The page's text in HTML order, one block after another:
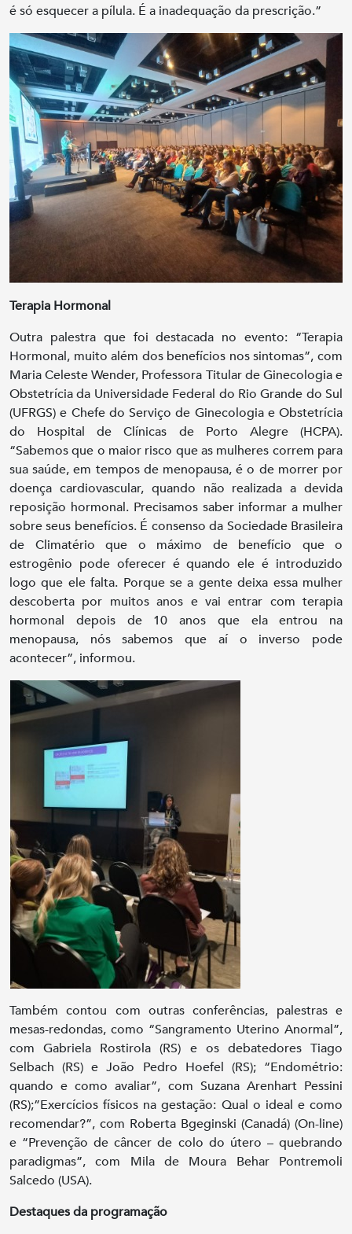
é só esquecer a pílula. É a inadequação da prescrição.”
Terapia Hormonal
Outra palestra que foi destacada no evento: “Terapia
Hormonal, muito além dos benefícios nos sintomas”, com
Maria Celeste Wender, Professora Titular de Ginecologia e
Obstetrícia da Universidade Federal do Rio Grande do Sul
(UFRGS) e Chefe do Serviço de Ginecologia e Obstetrícia
do Hospital de Clínicas de Porto Alegre (HCPA).
“Sabemos que o maior risco que as mulheres correm para
sua saúde, em tempos de menopausa, é o de morrer por
doença cardiovascular, quando não realizada a devida
reposição hormonal. Precisamos saber informar a mulher
sobre seus benefícios. É consenso da Sociedade Brasileira
de Climatério que o máximo de benefício que o
estrogênio pode oferecer é quando ele é introduzido
logo que ele falta. Porque se a gente deixa essa mulher
descoberta por muitos anos e vai entrar com terapia
hormonal depois de 10 anos que ela entrou na
menopausa, nós sabemos que aí o inverso pode
acontecer”, informou.
Também contou com outras conferências, palestras e
mesas-redondas, como “Sangramento Uterino Anormal”,
com Gabriela Rostirola (RS) e os debatedores Tiago
Selbach (RS) e João Pedro Hoefel (RS); “Endométrio:
quando e como avaliar”, com Suzana Arenhart Pessini
(RS);”Exercícios físicos na gestação: Qual o ideal e como
recomendar?”, com Roberta Bgeginski (Canadá) (On-line)
e “Prevenção de câncer de colo do útero – quebrando
paradigmas”, com Mila de Moura Behar Pontremoli
Salcedo (USA).
Destaques da programação